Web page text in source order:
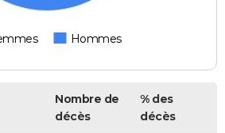
Hommes
Nombre de
décès
% des
décès